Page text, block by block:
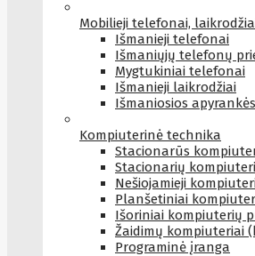
Mobilieji telefonai,
Išmanieji telefonai
Išmaniųjų telefonų
Mygtukiniai telefonai
Išmanieji laikrodžiai
Išmaniosios apyrankės
Kompiuterinė technika
Stacionarūs
Stacionarių
Nešiojamieji
Planšetiniai
Išoriniai kompiuterių
Žaidimų kompiuteriai
Programinė įranga